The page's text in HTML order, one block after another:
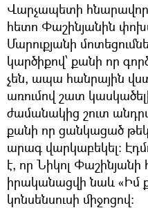
Վարչապետի հնարավոր
հետո Փաշինյանին
Մարուքյանի
կարծիքով՝ քանի որ
չեն, ապա հանրային
առումով շատ
ժամանակից շուտ
քանի որ ցանկացած
արագ վարկաբեկել։
է, որ Նիկոլ
իրականացվի նաև «Իմ
կոնսենսուսի միջոցով։